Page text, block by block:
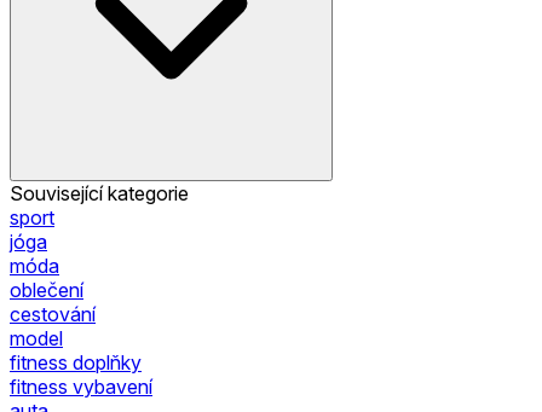
Související kategorie
sport
jóga
móda
oblečení
cestování
model
fitness doplňky
fitness vybavení